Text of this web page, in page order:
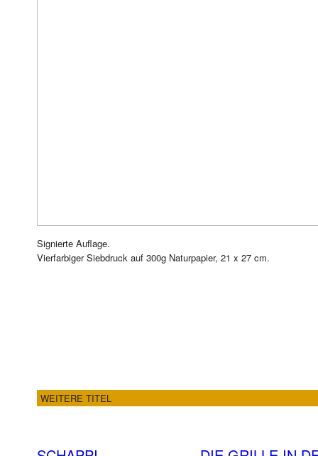
Signierte Auflage.
Vierfarbiger Siebdruck auf 300g Naturpapier, 21 x 27 cm.
WEITERE TITEL